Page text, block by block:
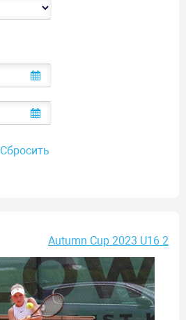
Сбросить
Autumn Cup 2023 U16 2